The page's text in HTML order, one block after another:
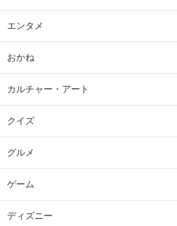
エンタメ
おかね
カルチャー・アート
クイズ
グルメ
ゲーム
ディズニー